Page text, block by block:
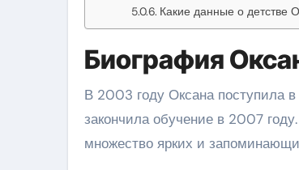
Какие данные о детстве
Биография
В 2003 году Оксана поступила в
закончила обучение в 2007
множество ярких и